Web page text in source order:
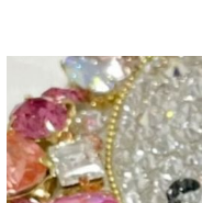
decojewelrymahalo
6月 25